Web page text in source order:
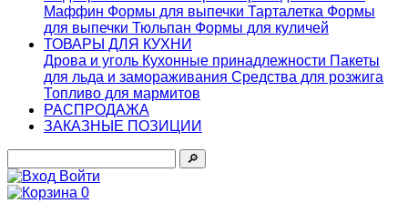
Маффин Формы для выпечки Тарталетка Формы
для выпечки Тюльпан Формы для куличей
ТОВАРЫ ДЛЯ КУХНИ
Дрова и уголь Кухонные принадлежности Пакеты
для льда и замораживания Средства для розжига
Топливо для мармитов
РАСПРОДАЖА
ЗАКАЗНЫЕ ПОЗИЦИИ
🔎︎
Войти
0